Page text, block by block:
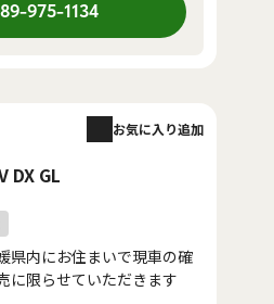
975-1134
DX GL
お気に入り追加
県内にお住まいで現車の確
に限らせていただきます